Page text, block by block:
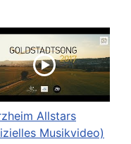
Allstars
Musikvideo)